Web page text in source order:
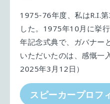
1975-76年度、私はR.I.
した。1975年10月に挙
年記念式典で、ガバナー
いただいたのは、感慨一
2025年3月12日）
スピーカープロフ